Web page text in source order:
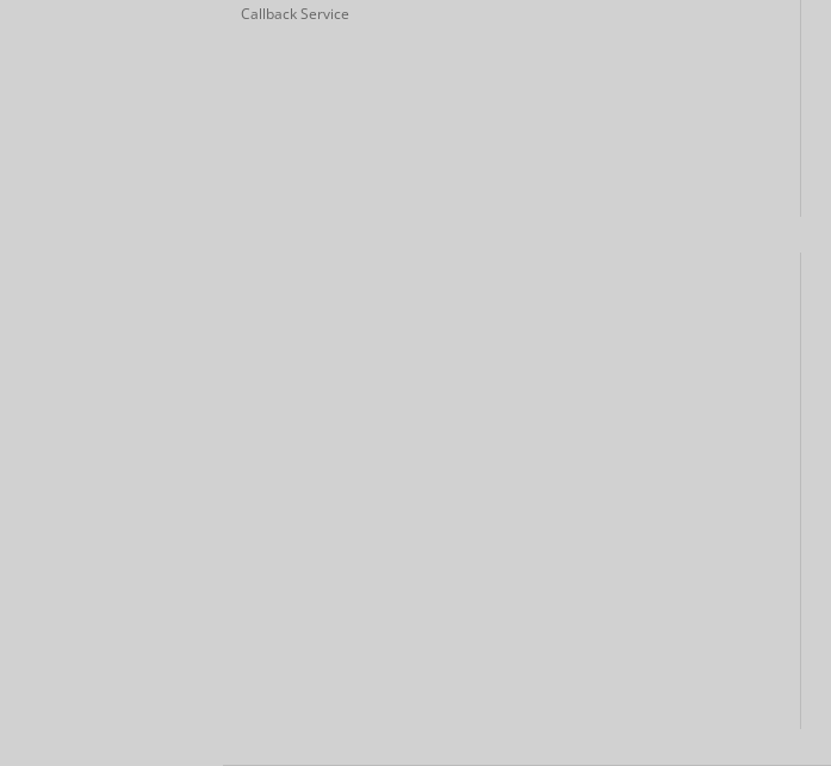
Callback Service